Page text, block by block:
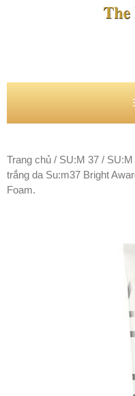
Trang chủ / SU:M 37 /
trắng da Su:m37 Bright
Foam.